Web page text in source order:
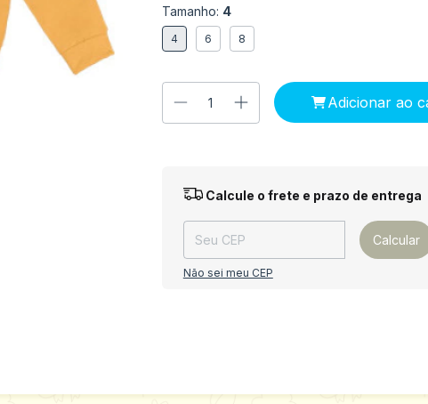
Tamanho: 4
4 6 8
Entregas para o CEP: Alterar CEP
Calcule o frete e prazo de entrega
Calcular
Não sei meu CEP